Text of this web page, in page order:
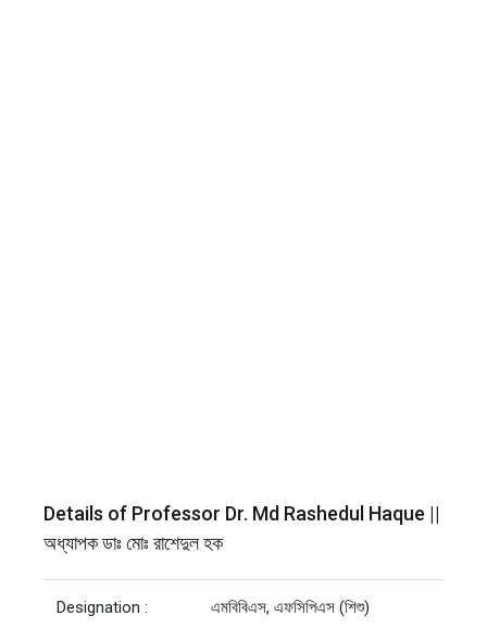
Details of Professor Dr. Md Rashedul Haque ||
অধ্যাপক ডাঃ মোঃ রাশেদুল হক
Designation : এমবিবিএস, এফসিপিএস (শিশু)